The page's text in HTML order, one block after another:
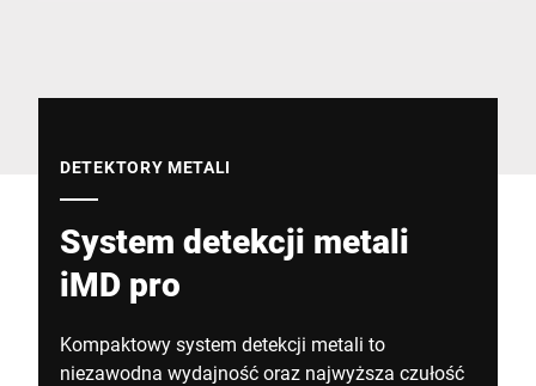
DETEKTORY METALI
System detekcji metali
iMD pro
Kompaktowy system detekcji metali to
niezawodna wydajność oraz najwyższa czułość